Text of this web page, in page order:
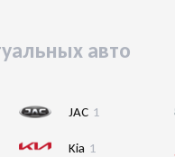
авто
JAC 1
Kia 1